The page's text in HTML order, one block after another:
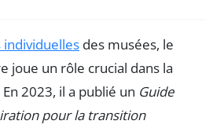
individuelles des musées, le
joue un rôle crucial dans la
2023, il a publié un Guide
pour la transition